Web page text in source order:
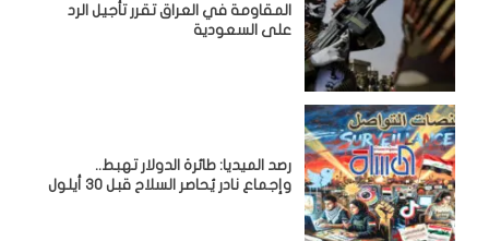
المقاومة في العراق تقرر تأجيل الرد
على السعودية
رصد الميديا: طائرة الدولار تهبط..
وإجماع نادر يُحاصر السلاح قبل 30 أيلول